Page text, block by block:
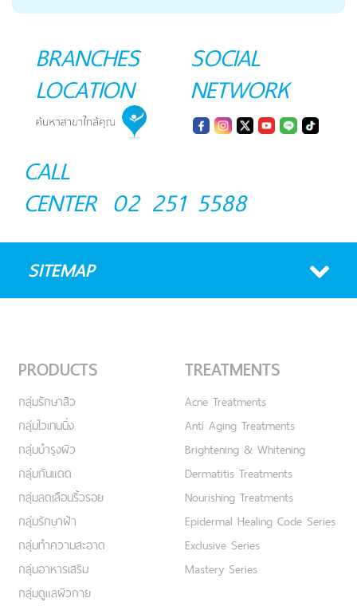
BRANCHES
LOCATION
SOCIAL
NETWORK
CALL
CENTER 02 251 5588
SITEMAP
PRODUCTS
กลุ่มรักษาสิว
กลุ่มไวเทนนิ่ง
กลุ่มบำรุงผิว
กลุ่มกันแดด
กลุ่มลดเลือนริ้วรอย
กลุ่มรักษาฝ้า
กลุ่มทำความสะอาด
กลุ่มอาหารเสริม
กลุ่มดูแลผิวกาย
TREATMENTS
Acne Treatments
Anti Aging Treatments
Brightening & Whitening
Dermatitis Treatments
Nourishing Treatments
Epidermal Healing Code Series
Exclusive Series
Mastery Series